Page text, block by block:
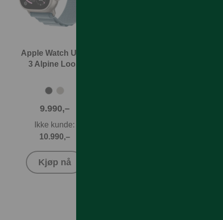
Apple Watch Ultra
3 Alpine Loop
9.990,–
Ikke kunde:
10.990,–
Kjøp nå